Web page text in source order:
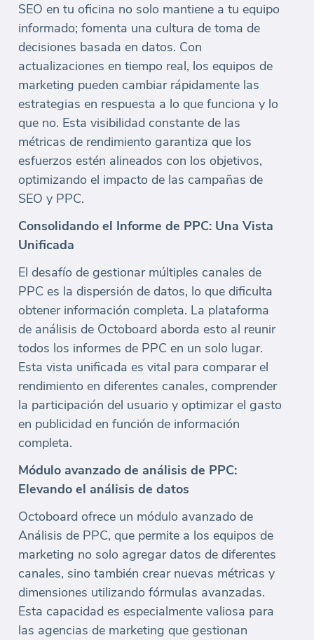
SEO en tu oficina no solo mantiene a tu equipo
informado; fomenta una cultura de toma de
decisiones basada en datos. Con
actualizaciones en tiempo real, los equipos de
marketing pueden cambiar rápidamente las
estrategias en respuesta a lo que funciona y lo
que no. Esta visibilidad constante de las
métricas de rendimiento garantiza que los
esfuerzos estén alineados con los objetivos,
optimizando el impacto de las campañas de
SEO y PPC.
Consolidando el Informe de PPC: Una Vista
Unificada
El desafío de gestionar múltiples canales de
PPC es la dispersión de datos, lo que dificulta
obtener información completa. La plataforma
de análisis de Octoboard aborda esto al reunir
todos los informes de PPC en un solo lugar.
Esta vista unificada es vital para comparar el
rendimiento en diferentes canales, comprender
la participación del usuario y optimizar el gasto
en publicidad en función de información
completa.
Módulo avanzado de análisis de PPC:
Elevando el análisis de datos
Octoboard ofrece un módulo avanzado de
Análisis de PPC, que permite a los equipos de
marketing no solo agregar datos de diferentes
canales, sino también crear nuevas métricas y
dimensiones utilizando fórmulas avanzadas.
Esta capacidad es especialmente valiosa para
las agencias de marketing que gestionan